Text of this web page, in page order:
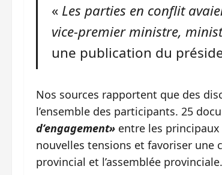
« Les parties en conflit
vice-premier ministre,
une publication du
Nos sources rapportent que des
l’ensemble des participants. 25
d’engagement» entre les
nouvelles tensions et favoriser
provincial et l’assemblée provinciale.